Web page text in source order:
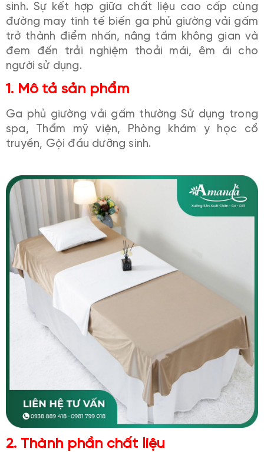
sinh. Sự kết hợp giữa chất liệu cao cấp cùng
đường may tinh tế biến ga phủ giường vải gấm
trở thành điểm nhấn, nâng tầm không gian và
đem đến trải nghiệm thoải mái, êm ái cho
người sử dụng.
1. Mô tả sản phẩm
Ga phủ giường vải gấm thường Sử dụng trong
spa, Thẩm mỹ viện, Phòng khám y học cổ
truyền, Gội đầu dưỡng sinh.
2. Thành phần chất liệu